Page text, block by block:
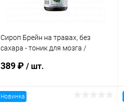
Сироп Брейн на травах, без
сахара - тоник для мозга /
389 ₽ / шт.
Новинка